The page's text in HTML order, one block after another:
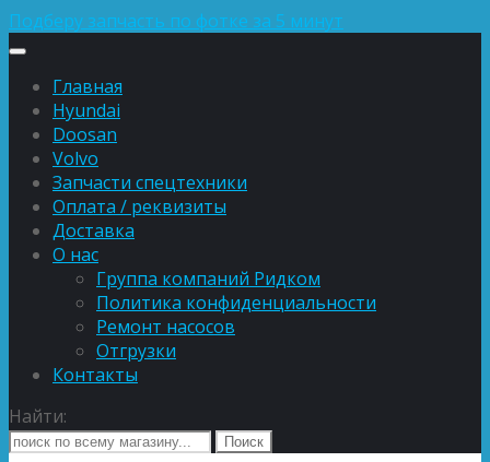
Подберу запчасть по фотке за 5 минут
Главная
Hyundai
Doosan
Volvo
Запчасти спецтехники
Оплата / реквизиты
Доставка
О нас
Группа компаний Ридком
Политика конфиденциальности
Ремонт насосов
Отгрузки
Контакты
Найти: